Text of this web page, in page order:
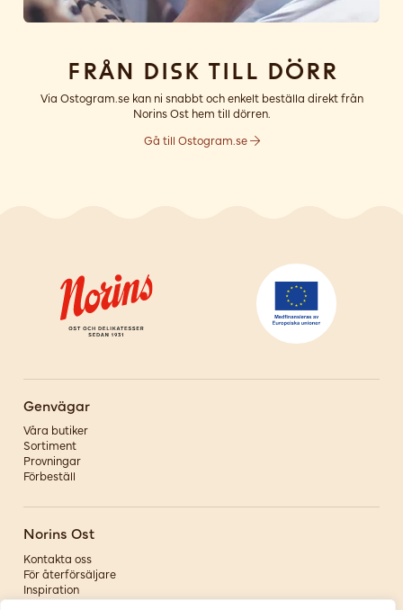
Från disk till dörr
Via Ostogram.se kan ni snabbt och enkelt beställa direkt från
Norins Ost hem till dörren.
Gå till Ostogram.se
Genvägar
Våra butiker
Sortiment
Provningar
Förbeställ
Norins Ost
Kontakta oss
För återförsäljare
Inspiration
Om oss